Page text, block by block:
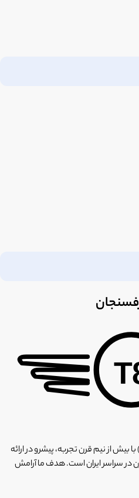
شرکت اتوبوسرانی لوان نور (تعاونی ۸) با بیش از نیم قرن تجربه، پیشرو در ارائه
در سراسر ایران است. هدف ما آرامش